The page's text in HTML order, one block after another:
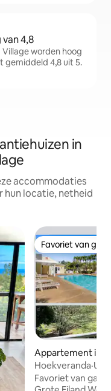
4,8
worden hoog
gemiddeld 4,8 uit 5.
in
accommodaties
hun locatie, netheid
Favoriet van
Favoriet van
Appartement in
lage
Favoriet van